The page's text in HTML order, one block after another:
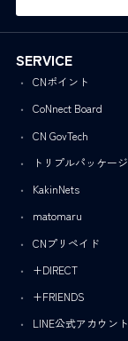
SERVICE
CNポイント
CoNnect Board
CN GovTech
トリプルパッケージ
KakinNets
matomaru
CNプリペイド
+DIRECT
+FRIENDS
LINE公式アカウント